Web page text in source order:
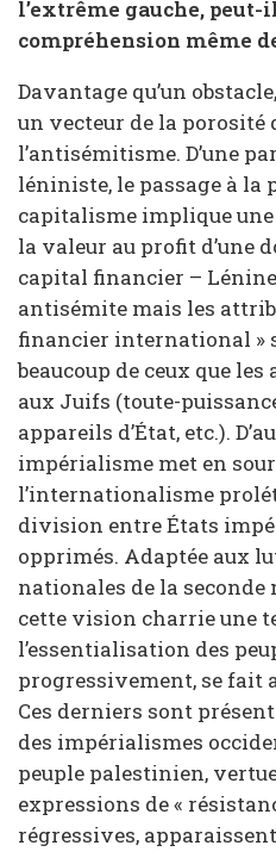
l’extrême gauche,
compréhension même
Davantage qu’un
un vecteur de la porosité
l’antisémitisme. D’une
léniniste, le passage à la
capitalisme implique
la valeur au profit d’une
capital financier –
antisémite mais les
financier international »
beaucoup de ceux que
aux Juifs (toute-
appareils d’État, etc.).
impérialisme met en
l’internationalisme
division entre États
opprimés. Adaptée aux
nationales de la seconde
cette vision charrie une
l’essentialisation des
progressivement, se fait
Ces derniers sont
des impérialismes
peuple palestinien,
expressions de «
régressives,